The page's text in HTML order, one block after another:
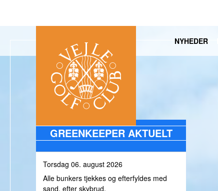
NYHEDER
Torsdag 06. august 2026
Alle bunkers tjekkes og efterfyldes med
sand, efter skybrud.
GREENKEEPER AKTUELT